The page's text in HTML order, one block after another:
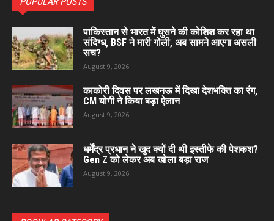
पाकिस्तान से भारत में घुसने की कोशिश कर रहा था
संदिग्ध, BSF ने मारी गोली, अब सामने आएगा असली
सच?
August 9, 2026
काकोरी दिवस पर लखनऊ में दिखा देशभक्ति का रंग,
CM योगी ने किया बड़ा ऐलान
August 9, 2026
धर्मेंद्र प्रधान ने खुद क्यों दी थी इस्तीफे की पेशकश?
Gen Z को लेकर अब खोला बड़ा राज
August 9, 2026